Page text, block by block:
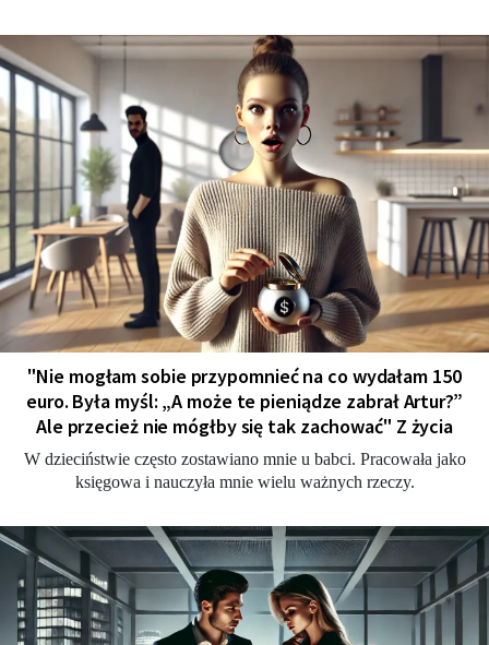
"Nie mogłam sobie przypomnieć na co wydałam 150
euro. Była myśl: „A może te pieniądze zabrał Artur?”
Ale przecież nie mógłby się tak zachować" Z życia
W dzieciństwie często zostawiano mnie u babci. Pracowała jako
księgowa i nauczyła mnie wielu ważnych rzeczy.